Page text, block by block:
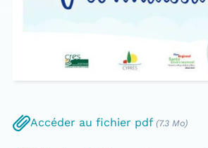
Accéder au fichier pdf (7.3 Mo)